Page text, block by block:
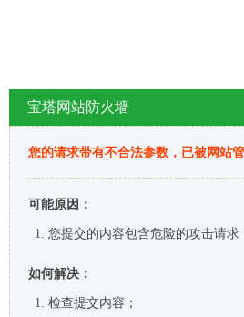
宝塔网站防火墙
您的请求带有不合法参数，已被网站
可能原因：
您提交的内容包含危险的攻击请求
如何解决：
检查提交内容；